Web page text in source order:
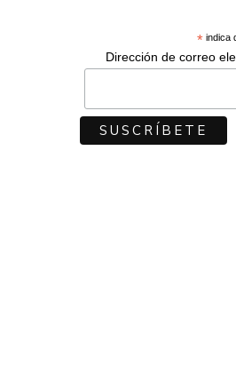
* indica
Dirección de correo